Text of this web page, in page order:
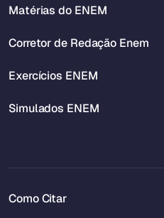
Matérias do ENEM
Corretor de Redação Enem
Exercícios ENEM
Simulados ENEM
Como Citar